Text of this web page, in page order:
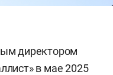
директором
в мае 2025